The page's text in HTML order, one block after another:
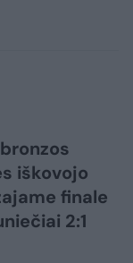
iškovojo
finale
2:1